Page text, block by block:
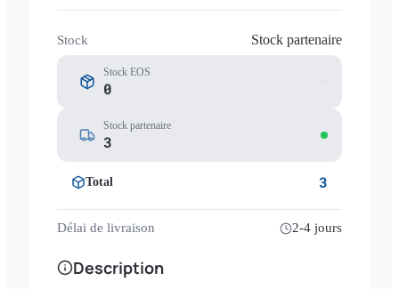
Stock Stock partenaire
Stock EOS
0
Stock partenaire
3
Total 3
Délai de livraison 2-4 jours
Description